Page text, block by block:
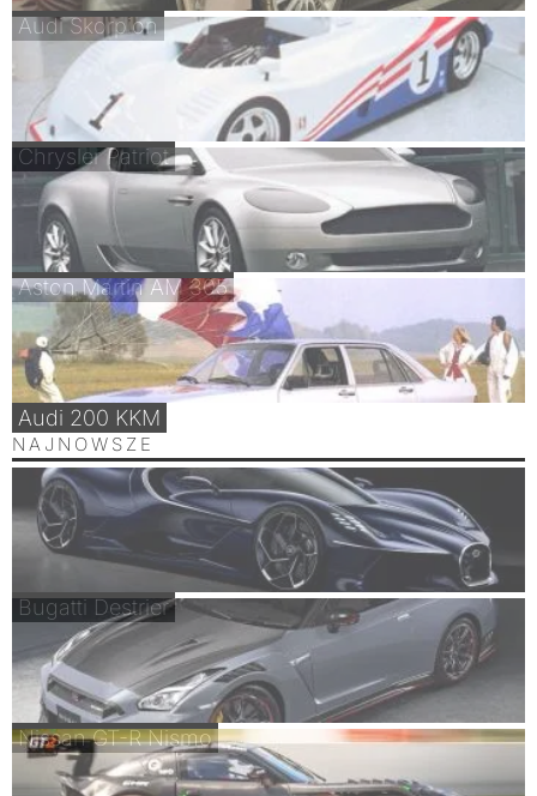
Audi Skorpion
Chrysler Patriot
Aston Martin AM 305
Audi 200 KKM
NAJNOWSZE
Bugatti Destrier
Nissan GT-R Nismo